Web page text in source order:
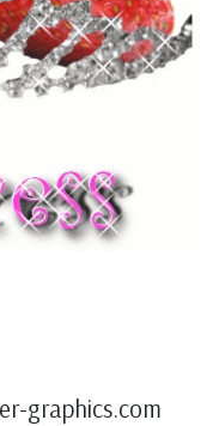
graphics.com